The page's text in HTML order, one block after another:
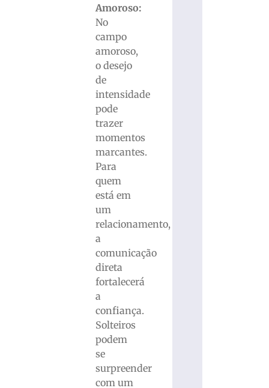
Amoroso:
No
campo
amoroso,
o desejo
de
intensidade
pode
trazer
momentos
marcantes.
Para
quem
está em
um
relacionamento,
a
comunicação
direta
fortalecerá
a
confiança.
Solteiros
podem
se
surpreender
com um